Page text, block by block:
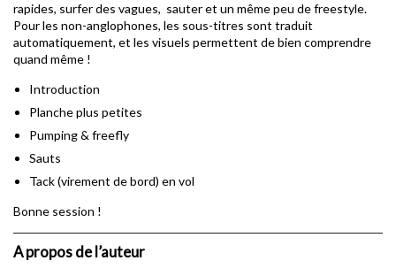
rapides, surfer des vagues, sauter et un même peu de freestyle.
Pour les non-anglophones, les sous-titres sont traduit
automatiquement, et les visuels permettent de bien comprendre
quand même !
Introduction
Planche plus petites
Pumping & freefly
Sauts
Tack (virement de bord) en vol
Bonne session !
A propos de l’auteur